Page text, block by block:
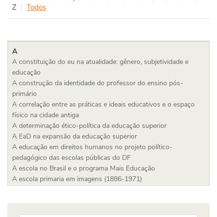
Z
Todos
A
A constituição do eu na atualidade: gênero, subjetividade e
educação
A construção da identidade do professor do ensino pós-
primário
A correlação entre as práticas e ideais educativos e o espaço
físico na cidade antiga
A determinação ético-política da educação superior
A EaD na expansão da educação superior
A educação em direitos humanos no projeto político-
pedagógico das escolas públicas do DF
A escola no Brasil e o programa Mais Educação
A escola primaria em imagens (1886-1971)